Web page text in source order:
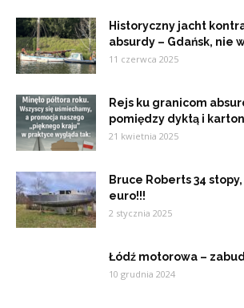
Historyczny jacht
absurdy – Gdańsk, nie
11 czerwca 2025
Rejs ku granicom
pomiędzy dyktą i
21 kwietnia 2025
Bruce Roberts 34
euro!!!
2 stycznia 2025
Łódź motorowa –
10 grudnia 2024